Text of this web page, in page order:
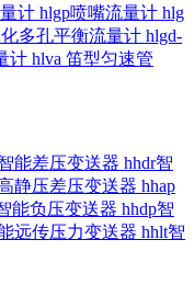
计 hlgp喷嘴流量计 hlg
多孔平衡流量计 hlgd-
计 hlva 笛型匀速管
能差压变送器 hhdr智
静压差压变送器 hhap
能负压变送器 hhdp智
远传压力变送器 hhlt智